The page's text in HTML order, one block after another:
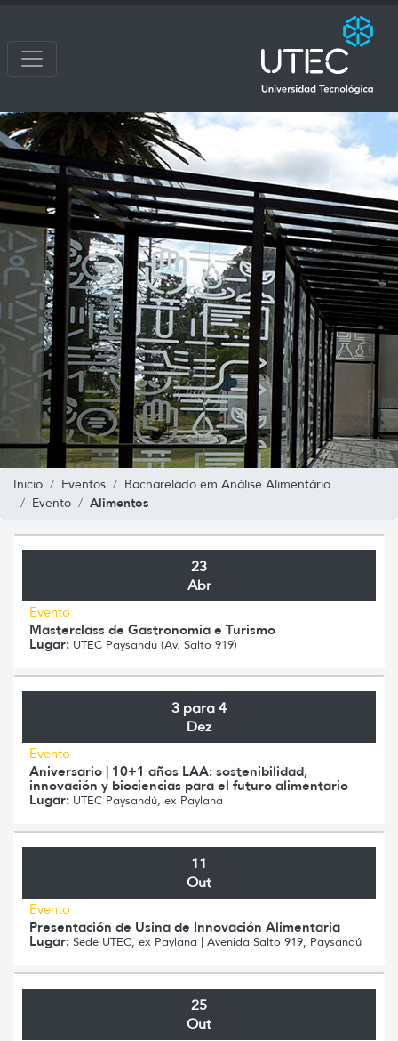
Inicio Eventos
Bacharelado em Análise Alimentário
Evento
Alimentos
23
Abr
Evento
Masterclass de Gastronomia e Turismo
Lugar: UTEC Paysandú (Av. Salto 919)
3 para 4
Dez
Evento
Aniversario | 10+1 años LAA: sostenibilidad,
innovación y biociencias para el futuro alimentario
Lugar: UTEC Paysandú, ex Paylana
11
Out
Evento
Presentación de Usina de Innovación Alimentaria
Lugar: Sede UTEC, ex Paylana | Avenida Salto 919, Paysandú
25
Out